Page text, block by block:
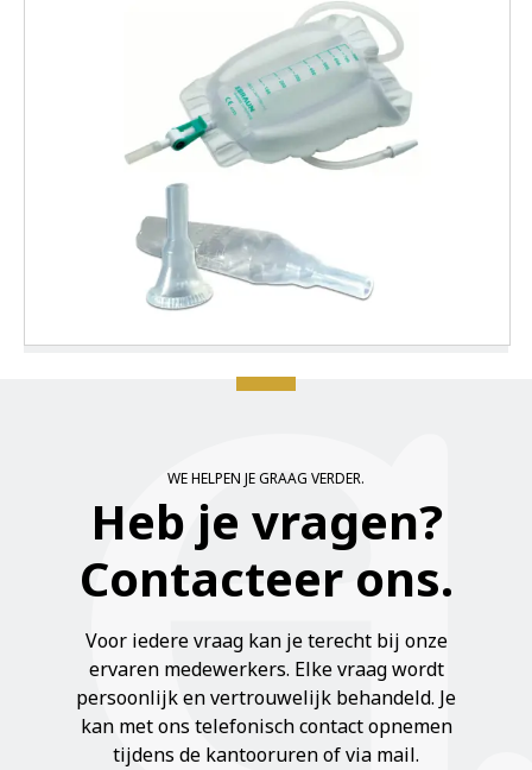
WE HELPEN JE GRAAG VERDER.
Heb je vragen?
Contacteer ons.
Voor iedere vraag kan je terecht bij onze
ervaren medewerkers. Elke vraag wordt
persoonlijk en vertrouwelijk behandeld. Je
kan met ons telefonisch contact opnemen
tijdens de kantooruren of via mail.